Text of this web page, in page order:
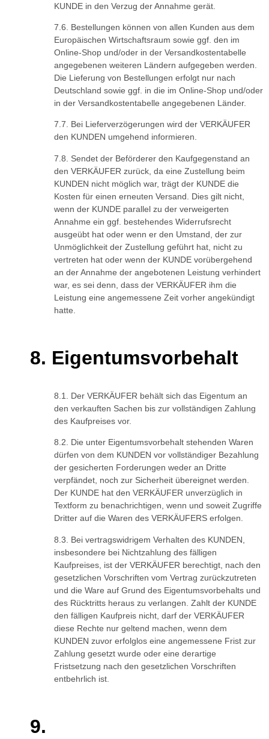
KUNDE in den Verzug der Annahme gerät.
Bestellungen können von allen Kunden aus dem
Europäischen Wirtschaftsraum sowie ggf. den im
Online-Shop und/oder in der Versandkostentabelle
angegebenen weiteren Ländern aufgegeben werden.
Die Lieferung von Bestellungen erfolgt nur nach
Deutschland sowie ggf. in die im Online-Shop und/oder
in der Versandkostentabelle angegebenen Länder.
Bei Lieferverzögerungen wird der VERKÄUFER
den KUNDEN umgehend informieren.
Sendet der Beförderer den Kaufgegenstand an
den VERKÄUFER zurück, da eine Zustellung beim
KUNDEN nicht möglich war, trägt der KUNDE die
Kosten für einen erneuten Versand. Dies gilt nicht,
wenn der KUNDE parallel zu der verweigerten
Annahme ein ggf. bestehendes Widerrufsrecht
ausgeübt hat oder wenn er den Umstand, der zur
Unmöglichkeit der Zustellung geführt hat, nicht zu
vertreten hat oder wenn der KUNDE vorübergehend
an der Annahme der angebotenen Leistung verhindert
war, es sei denn, dass der VERKÄUFER ihm die
Leistung eine angemessene Zeit vorher angekündigt
hatte.
Eigentumsvorbehalt
Der VERKÄUFER behält sich das Eigentum an
den verkauften Sachen bis zur vollständigen Zahlung
des Kaufpreises vor.
Die unter Eigentumsvorbehalt stehenden Waren
dürfen von dem KUNDEN vor vollständiger Bezahlung
der gesicherten Forderungen weder an Dritte
verpfändet, noch zur Sicherheit übereignet werden.
Der KUNDE hat den VERKÄUFER unverzüglich in
Textform zu benachrichtigen, wenn und soweit Zugriffe
Dritter auf die Waren des VERKÄUFERS erfolgen.
Bei vertragswidrigem Verhalten des KUNDEN,
insbesondere bei Nichtzahlung des fälligen
Kaufpreises, ist der VERKÄUFER berechtigt, nach den
gesetzlichen Vorschriften vom Vertrag zurückzutreten
und die Ware auf Grund des Eigentumsvorbehalts und
des Rücktritts heraus zu verlangen. Zahlt der KUNDE
den fälligen Kaufpreis nicht, darf der VERKÄUFER
diese Rechte nur geltend machen, wenn dem
KUNDEN zuvor erfolglos eine angemessene Frist zur
Zahlung gesetzt wurde oder eine derartige
Fristsetzung nach den gesetzlichen Vorschriften
entbehrlich ist.